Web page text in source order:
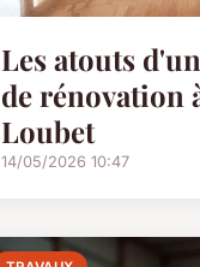
Les atouts
de rénovation
Loubet
14/05/2026 10:47